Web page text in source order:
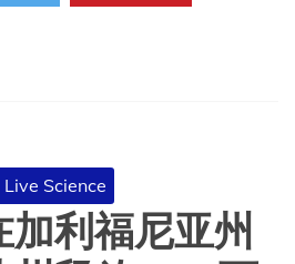
埃
Live Science
利福尼亚州